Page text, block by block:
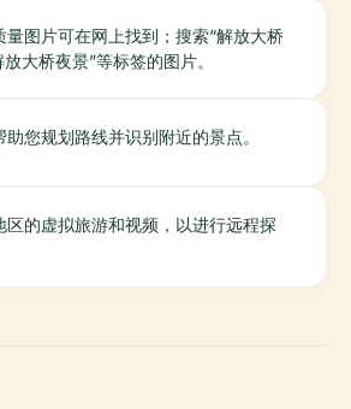
量图片可在网上找到；搜索“解放大桥
大桥夜景”等标签的图片。
您规划路线并识别附近的景点。
区的虚拟旅游和视频，以进行远程探